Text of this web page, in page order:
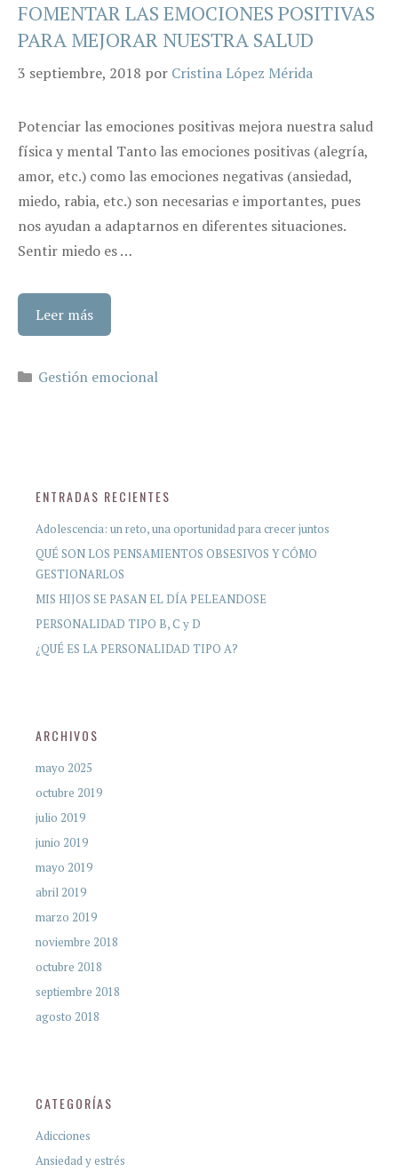
FOMENTAR LAS EMOCIONES POSITIVAS
PARA MEJORAR NUESTRA SALUD
3 septiembre, 2018 por Cristina López Mérida
Potenciar las emociones positivas mejora nuestra salud
física y mental Tanto las emociones positivas (alegría,
amor, etc.) como las emociones negativas (ansiedad,
miedo, rabia, etc.) son necesarias e importantes, pues
nos ayudan a adaptarnos en diferentes situaciones.
Sentir miedo es …
Leer más
Categorías
Gestión emocional
ENTRADAS RECIENTES
Adolescencia: un reto, una oportunidad para crecer juntos
QUÉ SON LOS PENSAMIENTOS OBSESIVOS Y CÓMO
GESTIONARLOS
MIS HIJOS SE PASAN EL DÍA PELEANDOSE
PERSONALIDAD TIPO B, C y D
¿QUÉ ES LA PERSONALIDAD TIPO A?
ARCHIVOS
mayo 2025
octubre 2019
julio 2019
junio 2019
mayo 2019
abril 2019
marzo 2019
noviembre 2018
octubre 2018
septiembre 2018
agosto 2018
CATEGORÍAS
Adicciones
Ansiedad y estrés